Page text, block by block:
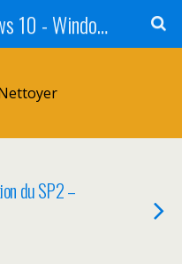
Windows 11 - Windows 10 - Windows 8 - Windows 7 - VISTA
du SP2 –